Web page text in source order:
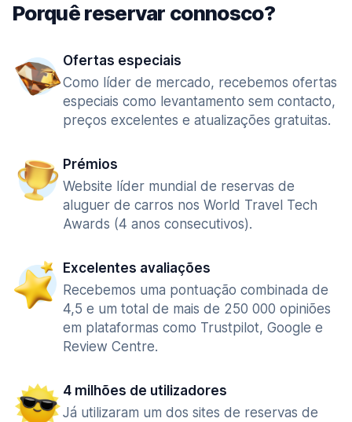
Porquê reservar connosco?
Ofertas especiais
Como líder de mercado, recebemos ofertas
especiais como levantamento sem contacto,
preços excelentes e atualizações gratuitas.
Prémios
Website líder mundial de reservas de
aluguer de carros nos World Travel Tech
Awards (4 anos consecutivos).
Excelentes avaliações
Recebemos uma pontuação combinada de
4,5 e um total de mais de 250 000 opiniões
em plataformas como Trustpilot, Google e
Review Centre.
4 milhões de utilizadores
Já utilizaram um dos sites de reservas de